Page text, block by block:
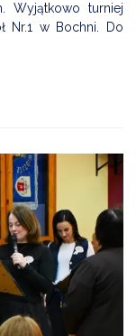
Wyjątkowo turniej
Nr.1 w Bochni. Do